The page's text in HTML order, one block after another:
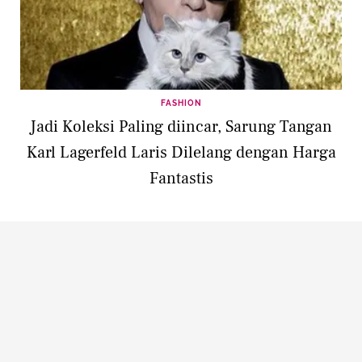
FASHION
Jadi Koleksi Paling diincar, Sarung Tangan
Karl Lagerfeld Laris Dilelang dengan Harga
Fantastis